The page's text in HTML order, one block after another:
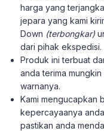
harga yang
jepara yang kami
Down (terbongkar)
dari pihak ekspedisi.
Produk ini terbuat
anda terima
warnanya.
Kami mengucapkan
kepercayaanya
pastikan anda